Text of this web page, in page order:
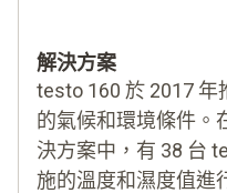
解決方案
testo 160 於 2017 年
的氣候和環境條件。
決方案中，有 38 台
施的溫度和濕度值進